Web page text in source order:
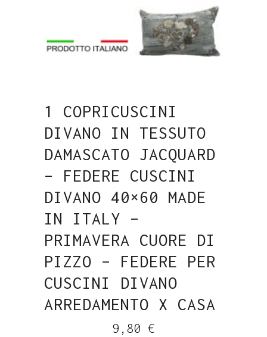
1 COPRICUSCINI
DIVANO IN TESSUTO
DAMASCATO JACQUARD
– FEDERE CUSCINI
DIVANO 40×60 MADE
IN ITALY –
PRIMAVERA CUORE DI
PIZZO – FEDERE PER
CUSCINI DIVANO
ARREDAMENTO X CASA
9,80 €